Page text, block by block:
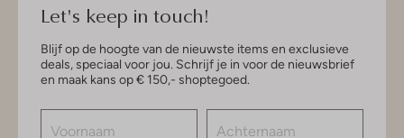
Let's keep in touch!
Blijf op de hoogte van de nieuwste items en exclusieve
deals, speciaal voor jou. Schrijf je in voor de nieuwsbrief
en maak kans op € 150,- shoptegoed.